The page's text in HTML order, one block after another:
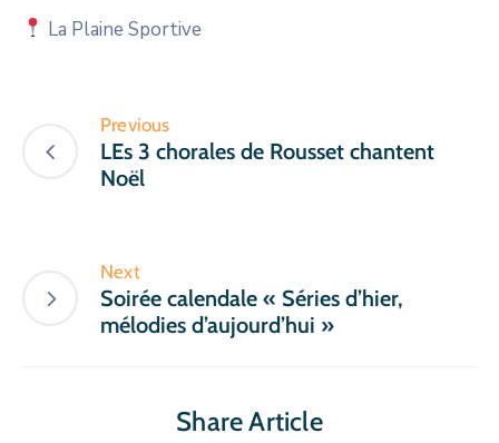
La Plaine Sportive
Previous
LEs 3 chorales de Rousset chantent
Noël
Next
Soirée calendale « Séries d’hier,
mélodies d’aujourd’hui »
Share Article